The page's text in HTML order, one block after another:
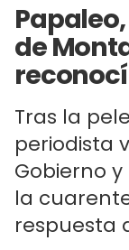
de
Tras la
periodista
Gobierno
la
respuesta